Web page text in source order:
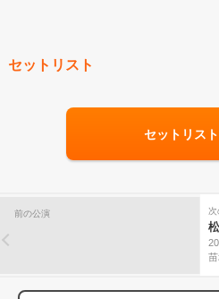
セットリスト
セットリス
前の公演 次